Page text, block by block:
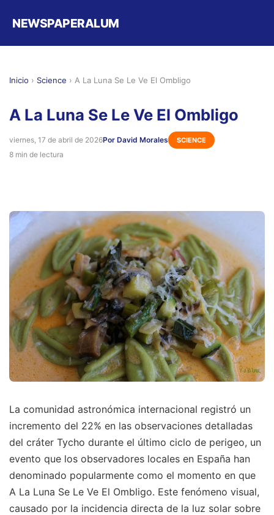
NEWSPAPERALUM
Inicio › Science › A La Luna Se Le Ve El Ombligo
A La Luna Se Le Ve El Ombligo
viernes, 17 de abril de 2026Por David Morales SCIENCE
8 min de lectura
La comunidad astronómica internacional registró un
incremento del 22% en las observaciones detalladas
del cráter Tycho durante el último ciclo de perigeo, un
evento que los observadores locales en España han
denominado popularmente como el momento en que
A La Luna Se Le Ve El Ombligo. Este fenómeno visual,
causado por la incidencia directa de la luz solar sobre